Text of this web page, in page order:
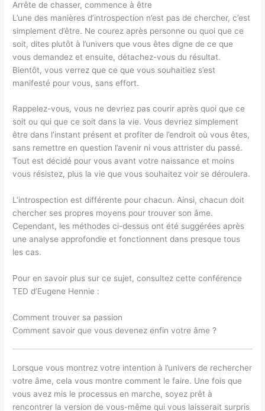
Arrête de chasser, commence à être
L’une des manières d’introspection n’est pas de chercher, c’est
simplement d’être. Ne courez après personne ou quoi que ce
soit, dites plutôt à l’univers que vous êtes digne de ce que
vous demandez et ensuite, détachez-vous du résultat.
Bientôt, vous verrez que ce que vous souhaitiez s’est
manifesté pour vous, sans effort.
Rappelez-vous, vous ne devriez pas courir après quoi que ce
soit ou qui que ce soit dans la vie. Vous devriez simplement
être dans l’instant présent et profiter de l’endroit où vous êtes,
sans remettre en question l’avenir ni vous attrister du passé.
Tout est décidé pour vous avant votre naissance et moins
vous résistez, plus la vie que vous souhaitez voir se déroulera.
L’introspection est différente pour chacun. Ainsi, chacun doit
chercher ses propres moyens pour trouver son âme.
Cependant, les méthodes ci-dessus ont été suggérées après
une analyse approfondie et fonctionnent dans presque tous
les cas.
Pour en savoir plus sur ce sujet, consultez cette conférence
TED d’Eugene Hennie :
Comment trouver sa passion
Comment savoir que vous devenez enfin votre âme ?
Lorsque vous montrez votre intention à l’univers de rechercher
votre âme, cela vous montre comment le faire. Une fois que
vous avez mis le processus en marche, soyez prêt à
rencontrer la version de vous-même qui vous laisserait surpris